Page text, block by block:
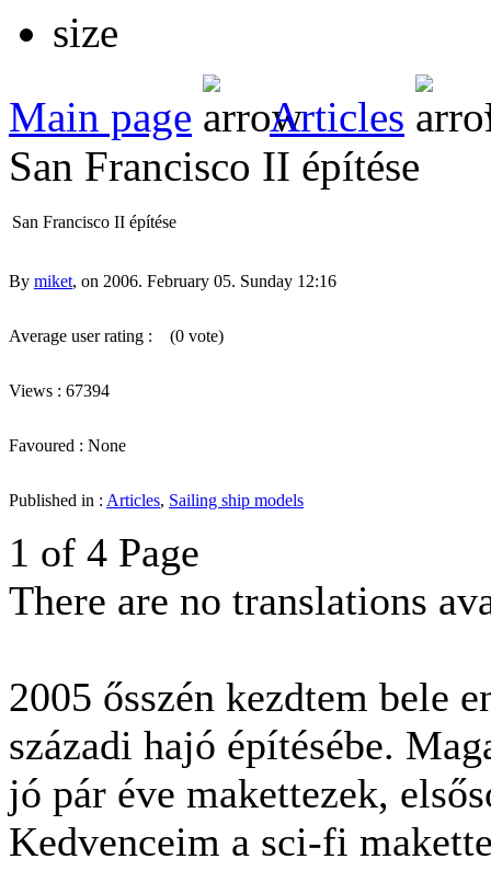
Main page Articles
San Francisco II építése
San Francisco II építése
By miket, on 2006. February 05. Sunday 12:16
Average user rating : (0 vote)
Views : 67394
Favoured : None
Published in : Articles, Sailing ship models
1 of 4 Page
There are no translations
2005 ősszén kezdtem bele
századi hajó építésébe.
jó pár éve makettezek,
Kedvenceim a sci-fi